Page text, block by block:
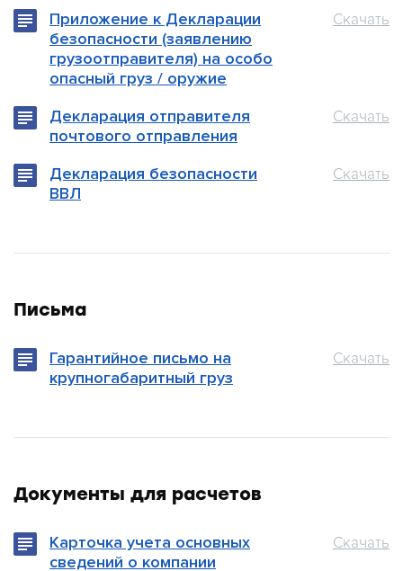
Приложение к Декларации
безопасности (заявлению
грузоотправителя) на особо
опасный груз / оружие
Скачать
Декларация отправителя
почтового отправления
Скачать
Декларация безопасности
ВВЛ
Скачать
Письма
Гарантийное письмо на
крупногабаритный груз
Скачать
Документы для расчетов
Карточка учета основных
сведений о компании
Скачать